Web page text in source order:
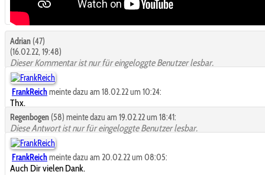
Adrian (47)
(16.02.22, 19:48)
Dieser Kommentar ist nur für eingeloggte Benutzer lesbar.
FrankReichmeinte dazu am 18.02.22 um 10:24:
Thx.
Regenbogen (58) meinte dazu am 19.02.22 um 18:41:
Diese Antwort ist nur für eingeloggte Benutzer lesbar.
FrankReichmeinte dazu am 20.02.22 um 08:05:
Auch Dir vielen Dank.